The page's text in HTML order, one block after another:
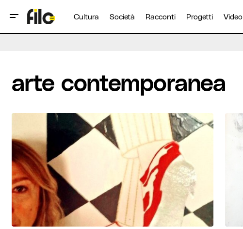
Cultura Società Racconti Progetti Video
arte contemporanea